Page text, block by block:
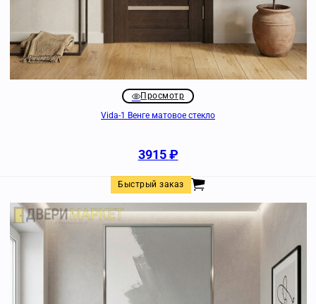
Просмотр
Vida-1 Венге матовое стекло
3915₽
Быстрый заказ